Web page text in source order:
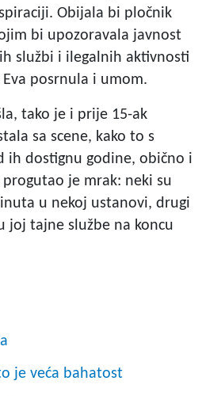
Obijala bi pločnik
bi upozoravala javnost
službi i ilegalnih aktivnosti
Eva posrnula i umom.
tako je i prije 15-ak
sa scene, kako to s
ih dostignu godine, obično i
je mrak: neki su
u nekoj ustanovi, drugi
joj tajne službe na koncu
je veća bahatost